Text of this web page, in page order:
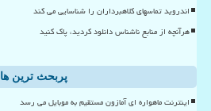
اندروید تماسهای کلاهبرداران را شناسایی می کند
هرآنچه از منابع ناشناس دانلود کردید، پاک کنید
پربحث ترین ها
اینترنت ماهواره ای آمازون مستقیم به موبایل می رسد